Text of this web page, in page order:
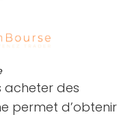
acheter des
permet d’obtenir